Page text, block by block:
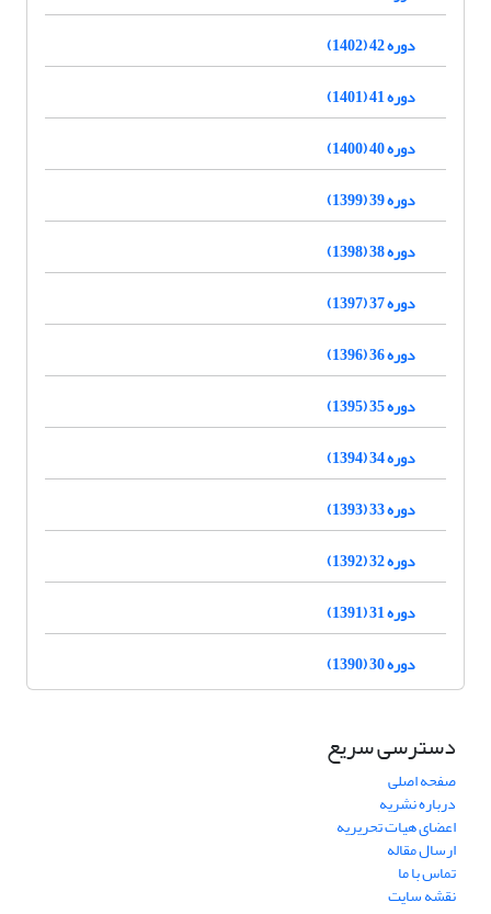
دوره 42 (1402)
دوره 41 (1401)
دوره 40 (1400)
دوره 39 (1399)
دوره 38 (1398)
دوره 37 (1397)
دوره 36 (1396)
دوره 35 (1395)
دوره 34 (1394)
دوره 33 (1393)
دوره 32 (1392)
دوره 31 (1391)
دوره 30 (1390)
دسترسی سریع
صفحه اصلی
درباره نشریه
اعضای هیات تحریریه
ارسال مقاله
تماس با ما
نقشه سایت